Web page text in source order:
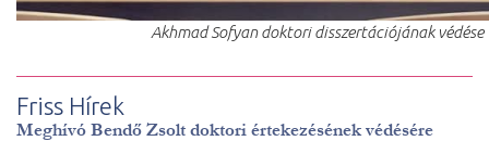
Akhmad Sofyan doktori disszertációjának védése
Friss Hírek
Meghívó Bendő Zsolt doktori értekezésének védésére